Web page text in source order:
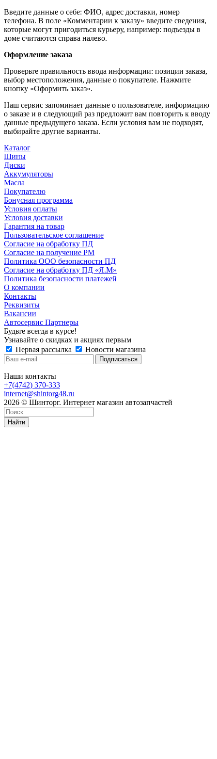
Введите данные о себе: ФИО, адрес доставки, номер
телефона. В поле «Комментарии к заказу» введите сведения,
которые могут пригодиться курьеру, например: подъезды в
доме считаются справа налево.
Оформление заказа
Проверьте правильность ввода информации: позиции заказа,
выбор местоположения, данные о покупателе. Нажмите
кнопку «Оформить заказ».
Наш сервис запоминает данные о пользователе, информацию
о заказе и в следующий раз предложит вам повторить к вводу
данные предыдущего заказа. Если условия вам не подходят,
выбирайте другие варианты.
Каталог
Шины
Диски
Аккумуляторы
Масла
Покупателю
Бонусная программа
Условия оплаты
Условия доставки
Гарантия на товар
Пользовательское соглашение
Согласие на обработку ПД
Согласие на получение РМ
Политика ООО безопасности ПД
Согласие на обработку ПД «Я.М»
Политика безопасности платежей
О компании
Контакты
Реквизиты
Вакансии
Автосервис Партнеры
Будьте всегда в курсе!
Узнавайте о скидках и акциях первым
Первая рассылка
Новости магазина
Наши контакты
+7(4742) 370-333
internet@shintorg48.ru
2026 © Шинторг. Интернет магазин автозапчастей
Найти